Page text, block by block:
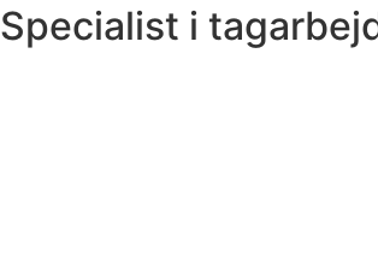
Specialist i